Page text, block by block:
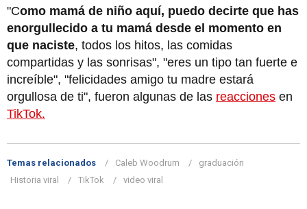
"Como mamá de niño aquí, puedo decirte que has
enorgullecido a tu mamá desde el momento en
que naciste, todos los hitos, las comidas
compartidas y las sonrisas", "eres un tipo tan fuerte e
increíble", "felicidades amigo tu madre estará
orgullosa de ti", fueron algunas de las reacciones en
TikTok.
Temas relacionados Caleb Woodrum
graduación
Historia viral
TikTok video viral